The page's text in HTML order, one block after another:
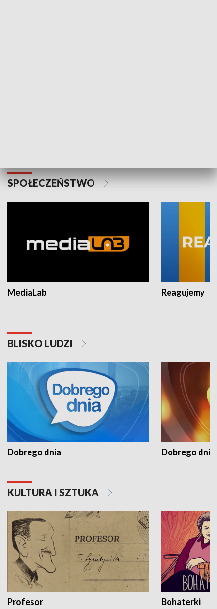
SPOŁECZEŃSTWO
MediaLab Reagujemy
BLISKO LUDZI
Dobrego dnia Dobrego dnia
KULTURA I SZTUKA
Profesor Bohaterki